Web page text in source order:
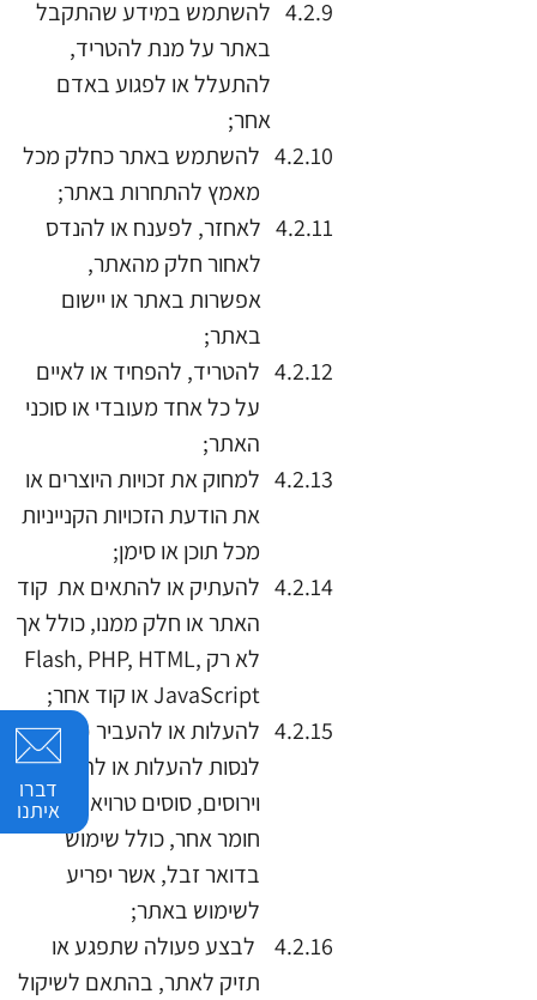
להשתמש במידע שהתקבל
באתר על מנת להטריד,
להתעלל או לפגוע באדם
אחר;
להשתמש באתר כחלק מכל
מאמץ להתחרות באתר;
לאחזר, לפענח או להנדס
לאחור חלק מהאתר,
אפשרות באתר או יישום
באתר;
להטריד, להפחיד או לאיים
על כל אחד מעובדי או סוכני
האתר;
למחוק את זכויות היוצרים או
את הודעת הזכויות הקנייניות
מכל תוכן או סימן;
להעתיק או להתאים את קוד
האתר או חלק ממנו, כולל אך
לא רק Flash, PHP, HTML,
JavaScript או קוד אחר;
להעלות או להעביר (או
לנסות להעלות או להעביר)
וירוסים, סוסים טרויאניים, או
חומר אחר, כולל שימוש
בדואר זבל, אשר יפריע
לשימוש באתר;
לבצע פעולה שתפגע או
תזיק לאתר, בהתאם לשיקול
דברו
איתנו